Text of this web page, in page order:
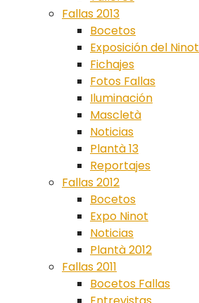
Fallas 2013
Bocetos
Exposición del Ninot
Fichajes
Fotos Fallas
Iluminación
Mascletà
Noticias
Plantà 13
Reportajes
Fallas 2012
Bocetos
Expo Ninot
Noticias
Plantà 2012
Fallas 2011
Bocetos Fallas